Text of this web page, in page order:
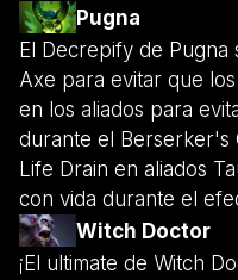
Pugna
El Decrepify de
Axe para evitar que
en los aliados para
durante el Berserker's
Life Drain en aliados
con vida durante el
Witch Doctor
¡El ultimate de Witch